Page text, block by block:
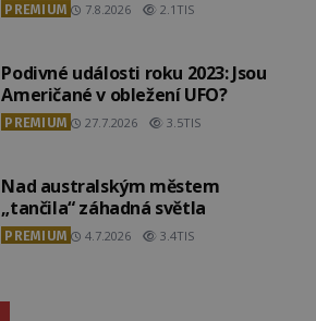
PREMIUM 7.8.2026 2.1TIS
Podivné události roku 2023: Jsou
Američané v obležení UFO?
PREMIUM 27.7.2026 3.5TIS
Nad australským městem
„tančila“ záhadná světla
PREMIUM 4.7.2026 3.4TIS